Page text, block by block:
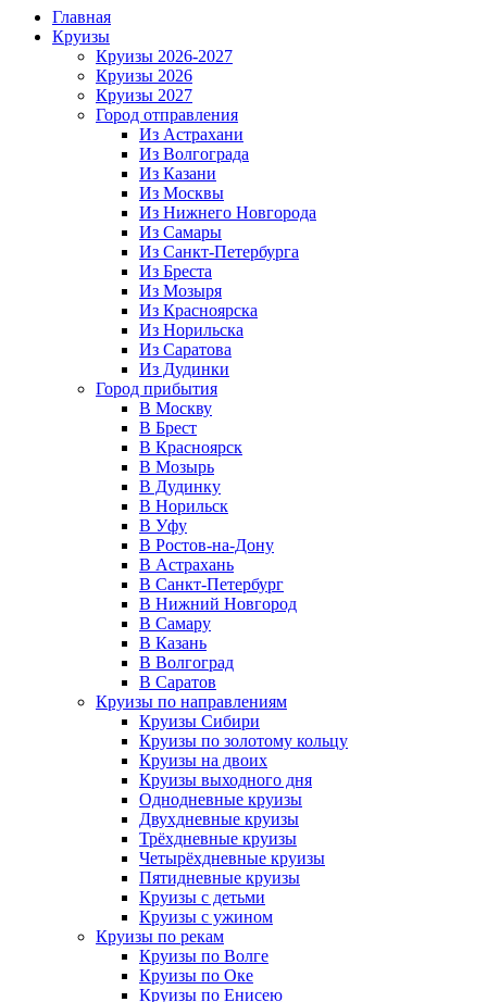
Главная
Круизы
Круизы 2026-2027
Круизы 2026
Круизы 2027
Город отправления
Из Астрахани
Из Волгограда
Из Казани
Из Москвы
Из Нижнего Новгорода
Из Самары
Из Санкт-Петербурга
Из Бреста
Из Мозыря
Из Красноярска
Из Норильска
Из Саратова
Из Дудинки
Город прибытия
В Москву
В Брест
В Красноярск
В Мозырь
В Дудинку
В Норильск
В Уфу
В Ростов-на-Дону
В Астрахань
В Санкт-Петербург
В Нижний Новгород
В Самару
В Казань
В Волгоград
В Саратов
Круизы по направлениям
Круизы Сибири
Круизы по золотому кольцу
Круизы на двоих
Круизы выходного дня
Однодневные круизы
Двухдневные круизы
Трёхдневные круизы
Четырёхдневные круизы
Пятидневные круизы
Круизы с детьми
Круизы с ужином
Круизы по рекам
Круизы по Волге
Круизы по Оке
Круизы по Енисею